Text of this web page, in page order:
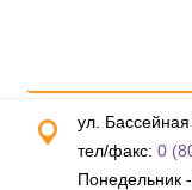
ул.
тел/факс: 0
Понедельник